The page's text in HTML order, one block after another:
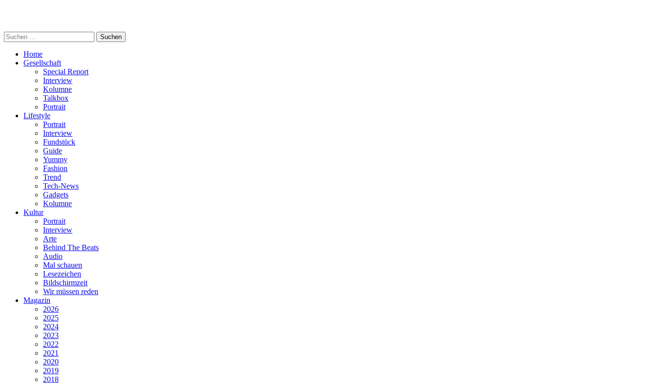
Suchen
nach:
Home
Gesellschaft
Special Report
Interview
Kolumne
Talkbox
Portrait
Lifestyle
Portrait
Interview
Fundstück
Guide
Yummy
Fashion
Trend
Tech-News
Gadgets
Kolumne
Kultur
Portrait
Interview
Arte
Behind The Beats
Audio
Mal schauen
Lesezeichen
Bildschirmzeit
Wir müssen reden
Magazin
2026
2025
2024
2023
2022
2021
2020
2019
2018